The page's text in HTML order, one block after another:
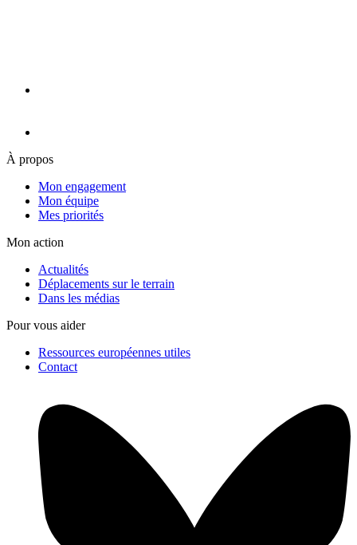
À propos
Mon engagement
Mon équipe
Mes priorités
Mon action
Actualités
Déplacements sur le terrain
Dans les médias
Pour vous aider
Ressources européennes utiles
Contact